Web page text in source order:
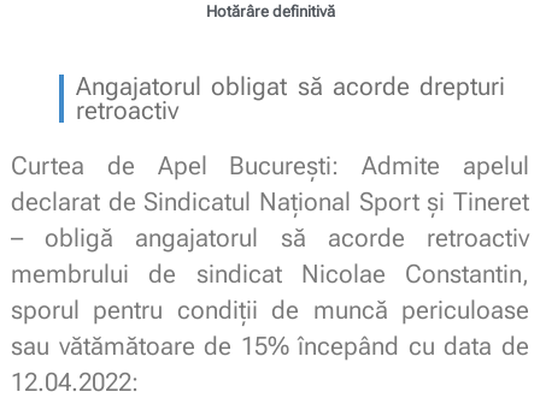
Hotărâre definitivă
Angajatorul obligat să acorde drepturi
retroactiv
Curtea de Apel București: Admite apelul
declarat de Sindicatul Național Sport și Tineret
– obligă angajatorul să acorde retroactiv
membrului de sindicat Nicolae Constantin,
sporul pentru condiţii de muncă periculoase
sau vătămătoare de 15% începând cu data de
12.04.2022: